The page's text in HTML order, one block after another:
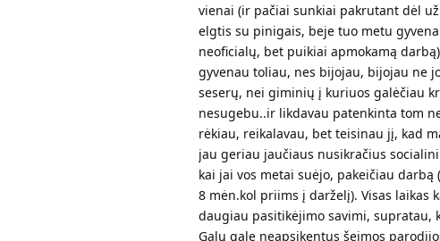
vienai (ir pačiai sunkiai pakrutant dėl
elgtis su pinigais, beje tuo metu
neoficialų, bet puikiai apmokamą
gyvenau toliau, nes bijojau, bijojau ne
seserų, nei giminių į kuriuos galėčiau
nesugebu..ir likdavau patenkinta tom
rėkiau, reikalavau, bet teisinau jį, kad
jau geriau jaučiaus nusikračius
kai jai vos metai suėjo, pakeičiau
8 mėn.kol priims į darželį). Visas
daugiau pasitikėjimo savimi, supratau,
Galų gale neapsikentus šeimos